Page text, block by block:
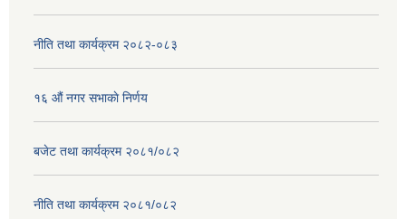
नीति तथा कार्यक्रम २०८२-०८३
१६ ‌औं नगर सभाकाे निर्णय
बजेट तथा कार्यक्रम २०८१/०८२
नीति तथा कार्यक्रम २०८१/०८२